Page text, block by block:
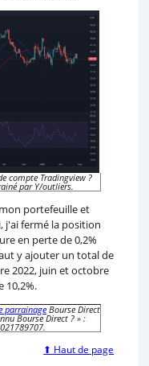
compte Tradingview ?
par Y/outliers.
portefeuille et
j'ai fermé la position
en perte de 0,2%
y ajouter un total de
2022, juin et octobre
10,2%.
parrainageBourse Direct
Bourse Direct ? » :
⬆ Haut de page